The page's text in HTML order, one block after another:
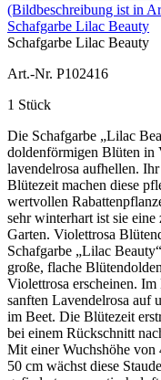
Schafgarbe Lilac Beauty
Schafgarbe Lilac Beauty
Art.-Nr. P102416
1 Stück
Die Schafgarbe „Lilac
doldenförmigen Blüten in
lavendelrosa aufhellen.
Blütezeit machen diese
wertvollen
sehr winterhart ist sie
Garten. Violettrosa
Schafgarbe „Lilac
große, flache
Violettrosa erscheinen.
sanften Lavendelrosa auf
im Beet. Die Blütezeit
bei einem Rückschnitt
Mit einer Wuchshöhe von
50 cm wächst diese